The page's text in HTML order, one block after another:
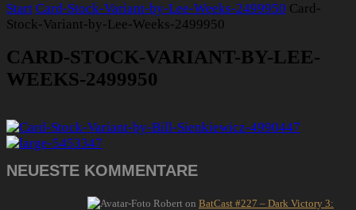
Start Card-Stock-Variant-by-Lee-Weeks-2499950 Card-
Stock-Variant-by-Lee-Weeks-2499950
CARD-STOCK-VARIANT-BY-LEE-
WEEKS-2499950
NEUESTE KOMMENTARE
Robert on BatCast #227 – Dark Victory 3: